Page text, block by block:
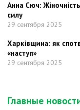
Анна Сюч:
силу
29 сентября 2025
Харківщина: як
«наступ»
29 сентября 2025
Главные